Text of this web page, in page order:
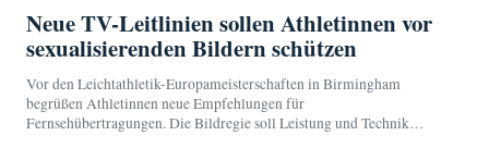
Neue TV-Leitlinien sollen Athletinnen vor
sexualisierenden Bildern schützen
Vor den Leichtathletik-Europameisterschaften in Birmingham
begrüßen Athletinnen neue Empfehlungen für
Fernsehübertragungen. Die Bildregie soll Leistung und Technik